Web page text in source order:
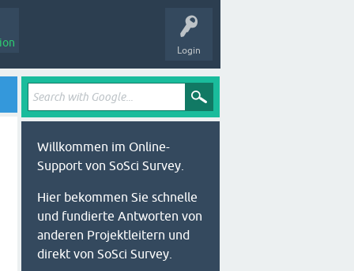
Login
Willkommen im Online-
Support von SoSci Survey.
Hier bekommen Sie schnelle
und fundierte Antworten von
anderen Projektleitern und
direkt von SoSci Survey.